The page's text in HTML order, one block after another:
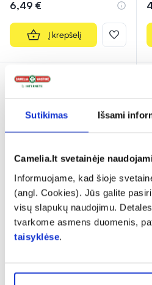
Sutikimas Išsami
Camelia.lt svetainėje
Informuojame, kad šioje
(angl. Cookies). Jūs galite
visų slapukų naudojimu.
tvarkome asmens duomenis,
taisyklėse.
6,49 €
Į krepšelį
NUX VOMICA-
HOMACCORD geriamieji
lašai (tirpalas) 30 ml